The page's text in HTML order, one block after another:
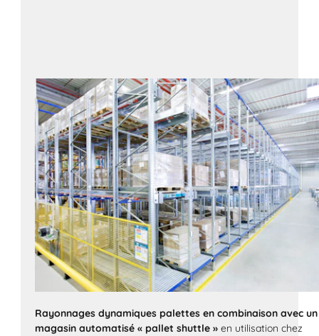
Rayonnages dynamiques palettes en combinaison avec un
magasin automatisé « pallet shuttle » en utilisation chez